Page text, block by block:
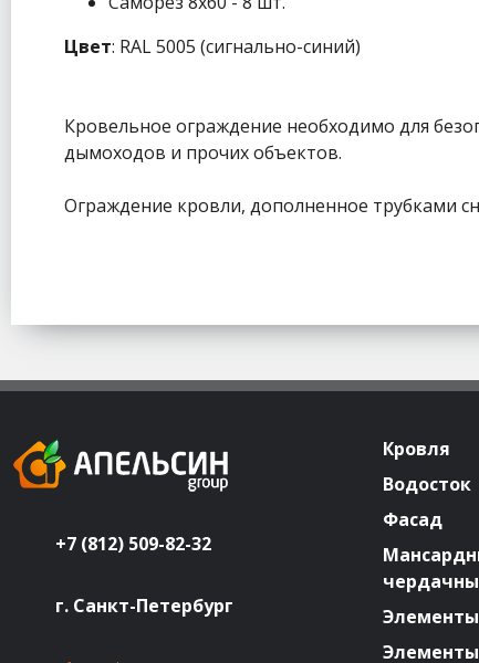
Цвет: RAL 5005 (сигнально-синий)
Кровельное ограждение необходимо для
дымоходов и прочих объектов.
Ограждение кровли, дополненное трубками
+7 (812) 509-82-32
г. Санкт-Петербург
Кровля
Водосток
Фасад